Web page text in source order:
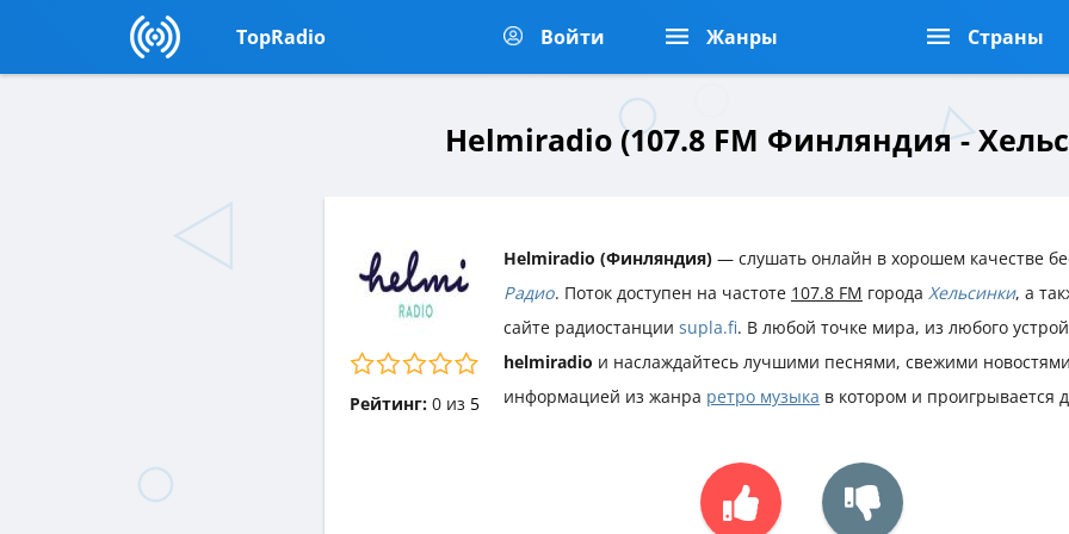
TopRadio Войти Жанры Страны
Helmiradio (107.8 FM Финляндия -
Рейтинг: 0из 5
Helmiradio (Финляндия) — слушать онлайн в хорошем качестве
Радио. Поток доступен на частоте 107.8 FM города Хельсинки, а
сайте радиостанции supla.fi. В любой точке мира, из любого
helmiradio и наслаждайтесь лучшими песнями, свежими
информацией из жанра ретро музыка в котором и проигрывается